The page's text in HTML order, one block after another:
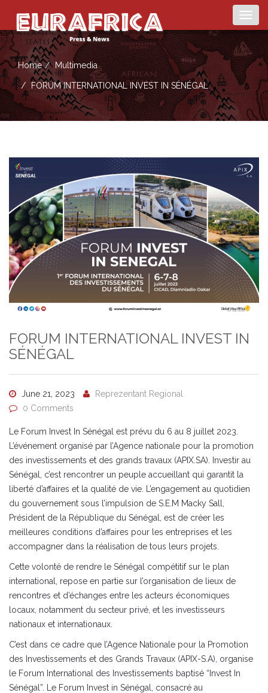
Home Multimedia
FORUM INTERNATIONAL INVEST IN SÉNÉGAL
FORUM INTERNATIONAL INVEST IN
SÉNÉGAL
June 21, 2023
Reprezentant Regional
0 Comments
Le Forum Invest In Sénégal est prévu du 6 au 8 juillet 2023.
L’événement organisé par l’Agence nationale pour la promotion
des investissements et des grands travaux (APIX.SA). Investir au
Sénégal, c’est rencontrer un peuple accueillant qui garantit la
liberté d’affaires et la qualité de vie. L’engagement au quotidien
du gouvernement sous l’impulsion de S.E.M Macky Sall,
Président de la République du Sénégal, est de créer les
meilleures conditions d’affaires pour les entreprises et les
accompagner dans la réalisation de tous leurs projets.
Cette volonté de rendre le Sénégal compétitif sur le plan
international, repose en partie sur l’organisation de lieux de
rencontres et d’échanges entre les acteurs économiques
locaux, notamment du secteur privé, et les investisseurs
nationaux et internationaux.
C’est dans ce cadre que l’Agence Nationale pour la Promotion
des Investissements et des Grands Travaux (APIX-S.A), organise
le Forum International des Investissements baptisé “Invest In
Sénégal”. Le Forum Invest in Sénégal, consacré au